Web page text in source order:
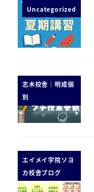
Uncategorized
志木校舎｜明成個
別
エイメイ学院ソヨ
カ校舎ブログ